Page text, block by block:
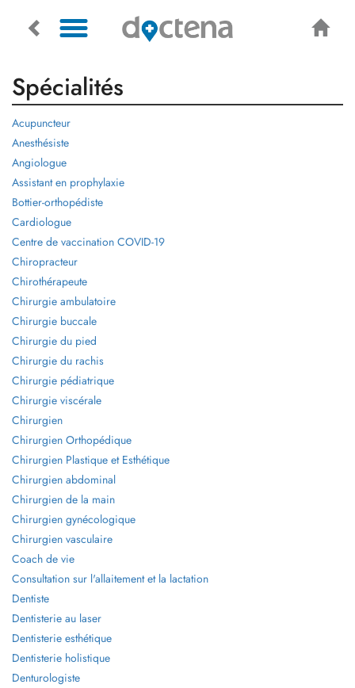
Spécialités
Acupuncteur
Anesthésiste
Angiologue
Assistant en prophylaxie
Bottier-orthopédiste
Cardiologue
Centre de vaccination COVID-19
Chiropracteur
Chirothérapeute
Chirurgie ambulatoire
Chirurgie buccale
Chirurgie du pied
Chirurgie du rachis
Chirurgie pédiatrique
Chirurgie viscérale
Chirurgien
Chirurgien Orthopédique
Chirurgien Plastique et Esthétique
Chirurgien abdominal
Chirurgien de la main
Chirurgien gynécologique
Chirurgien vasculaire
Coach de vie
Consultation sur l'allaitement et la lactation
Dentiste
Dentisterie au laser
Dentisterie esthétique
Dentisterie holistique
Denturologiste